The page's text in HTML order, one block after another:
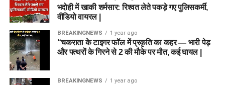
या उच्च स्तर के पदों के लिए दो चरणों (Tier-I और Tier-II) में
परीक्षा ली जा सकती है।
कौशल परीक्षा / एप्टीट्यूड टेस्ट (Skill Test):डेटा एंट्री
ऑपरेटर, आईटी असिस्टेंट, लिफ्ट ऑपरेटर या फिटर जैसे पदों के
लिए आवश्यक व्यावहारिक कौशल की जांच हेतु स्किल टेस्ट लिया
भदोही में खाकी शर्मसार: रिश्वत लेते पकड़े गए पुलिसकर्मी,
वीडियो वायरल |
BREAKINGNEWS 1 year ago
“चकराता के टाइगर फॉल में प्रकृति का कहर — भारी पेड़
और पत्थरों के गिरने से 2 की मौके पर मौत, कई घायल |
BREAKINGNEWS 1 year ago